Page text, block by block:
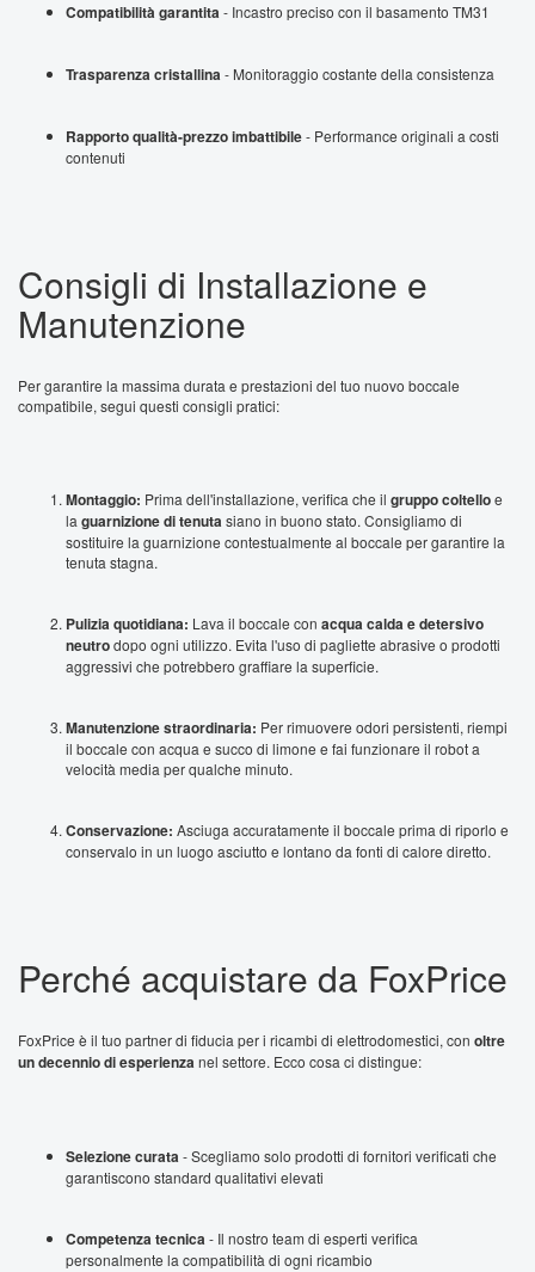
Compatibilità garantita- Incastro preciso con il basamento TM31
Trasparenza cristallina- Monitoraggio costante della consistenza
Rapporto qualità-prezzo imbattibile- Performance originali a costi
contenuti
Consigli di Installazione e
Manutenzione
Per garantire la massima durata e prestazioni del tuo nuovo boccale
compatibile, segui questi consigli pratici:
Montaggio: Prima dell'installazione, verifica che il gruppo coltelloe
la guarnizione di tenutasiano in buono stato. Consigliamo di
sostituire la guarnizione contestualmente al boccale per garantire la
tenuta stagna.
Pulizia quotidiana: Lava il boccale con acqua calda e detersivo
neutrodopo ogni utilizzo. Evita l'uso di pagliette abrasive o prodotti
aggressivi che potrebbero graffiare la superficie.
Manutenzione straordinaria: Per rimuovere odori persistenti, riempi
il boccale con acqua e succo di limone e fai funzionare il robot a
velocità media per qualche minuto.
Conservazione: Asciuga accuratamente il boccale prima di riporlo e
conservalo in un luogo asciutto e lontano da fonti di calore diretto.
Perché acquistare da FoxPrice
FoxPrice è il tuo partner di fiducia per i ricambi di elettrodomestici, con oltre
un decennio di esperienzanel settore. Ecco cosa ci distingue:
Selezione curata- Scegliamo solo prodotti di fornitori verificati che
garantiscono standard qualitativi elevati
Competenza tecnica- Il nostro team di esperti verifica
personalmente la compatibilità di ogni ricambio